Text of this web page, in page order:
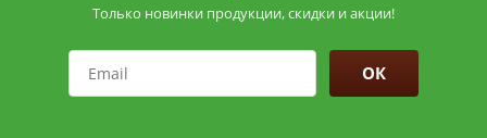
Только новинки продукции, скидки и акции!
ОК